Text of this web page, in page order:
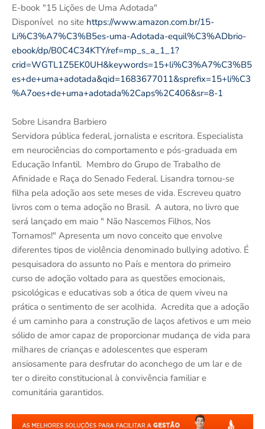
E-book "15 Lições de Uma Adotada"
Disponível no site https://www.amazon.com.br/15-
Li%C3%A7%C3%B5es-uma-Adotada-equil%C3%ADbrio-
ebook/dp/B0C4C34KTY/ref=mp_s_a_1_1?
crid=WGTL1Z5EK0UH&keywords=15+li%C3%A7%C3%B5
es+de+uma+adotada&qid=1683677011&sprefix=15+li%C3
%A7oes+de+uma+adotada%2Caps%2C406&sr=8-1
Sobre Lisandra Barbiero
Servidora pública federal, jornalista e escritora. Especialista
em neurociências do comportamento e pós-graduada em
Educação Infantil. Membro do Grupo de Trabalho de
Afinidade e Raça do Senado Federal. Lisandra tornou-se
filha pela adoção aos sete meses de vida. Escreveu quatro
livros com o tema adoção no Brasil. A autora, no livro que
será lançado em maio " Não Nascemos Filhos, Nos
Tornamos!" Apresenta um novo conceito que envolve
diferentes tipos de violência denominado bullying adotivo. É
pesquisadora do assunto no País e mentora do primeiro
curso de adoção voltado para as questões emocionais,
psicológicas e educativas sob a ótica de quem viveu na
prática o sentimento de ser acolhida. Acredita que a adoção
é um caminho para a construção de laços afetivos e um meio
sólido de amor capaz de proporcionar mudança de vida para
milhares de crianças e adolescentes que esperam
ansiosamente para desfrutar do aconchego de um lar e de
ter o direito constitucional à convivência familiar e
comunitária garantidos.